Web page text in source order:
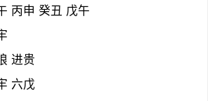
丙申 癸丑 戊午
进贵
六戊